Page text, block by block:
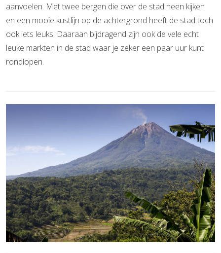
aanvoelen. Met twee bergen die over de stad heen kijken
en een mooie kustlijn op de achtergrond heeft de stad toch
ook iets leuks. Daaraan bijdragend zijn ook de vele echt
leuke markten in de stad waar je zeker een paar uur kunt
rondlopen.